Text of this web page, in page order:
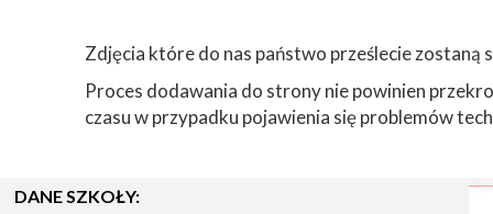
Zdjęcia które do nas państwo prześlecie zostaną
Proces dodawania do strony nie powinien
czasu w przypadku pojawienia się problemów
DANE SZKOŁY: